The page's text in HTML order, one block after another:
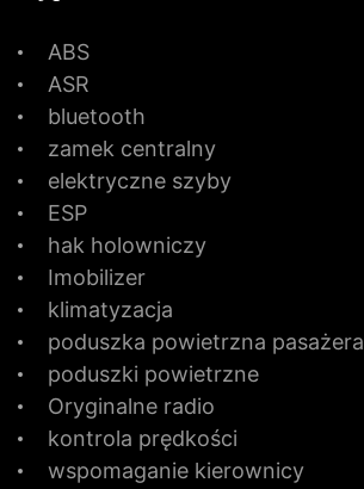
ABS
ASR
bluetooth
zamek centralny
elektryczne szyby
ESP
hak holowniczy
Imobilizer
klimatyzacja
poduszka powietrzna pasażera
poduszki powietrzne
Oryginalne radio
kontrola prędkości
wspomaganie kierownicy